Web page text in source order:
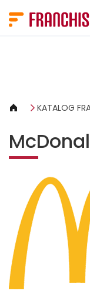
KATALOG